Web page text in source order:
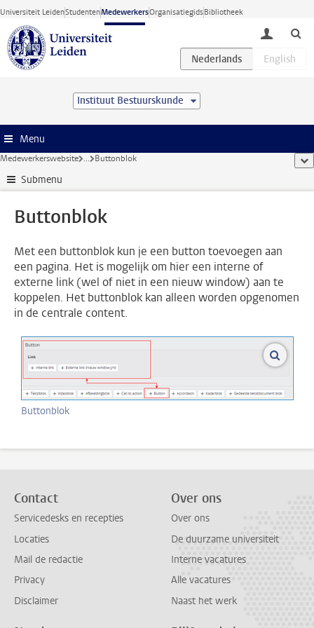
Ga direct naar de inhoud
Universiteit LeidenStudentenMedewerkersOrganisatiegidsBibliotheek
toggle
Instituut Bestuurskunde
Menu
Medewerkerswebsite ... Buttonblok
Submenu
Buttonblok
Met een buttonblok kun je een button toevoegen aan
een pagina. Het is mogelijk om hier een interne of
externe link (wel of niet in een nieuw window) aan te
koppelen. Het buttonblok kan alleen worden opgenomen
in de centrale content.
Buttonblok
Contact
Servicedesks en recepties
Locaties
Mail de redactie
Privacy
Disclaimer
Over ons
Over ons
De duurzame universiteit
Interne vacatures
Alle vacatures
Naast het werk